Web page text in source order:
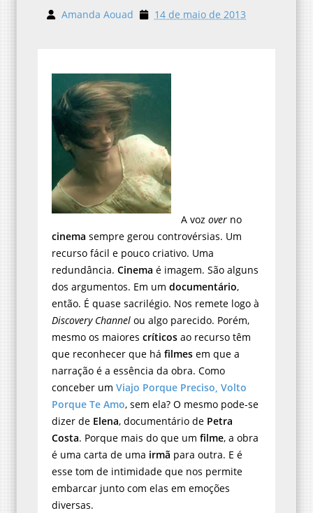
Amanda Aouad 14 de maio de 2013
A voz over no
cinema sempre gerou controvérsias. Um
recurso fácil e pouco criativo. Uma
redundância. Cinema é imagem. São alguns
dos argumentos. Em um documentário,
então. É quase sacrilégio. Nos remete logo à
Discovery Channel ou algo parecido. Porém,
mesmo os maiores críticos ao recurso têm
que reconhecer que há filmes em que a
narração é a essência da obra. Como
conceber um Viajo Porque Preciso, Volto
Porque Te Amo, sem ela? O mesmo pode-se
dizer de Elena, documentário de Petra
Costa. Porque mais do que um filme, a obra
é uma carta de uma irmã para outra. E é
esse tom de intimidade que nos permite
embarcar junto com elas em emoções
diversas.